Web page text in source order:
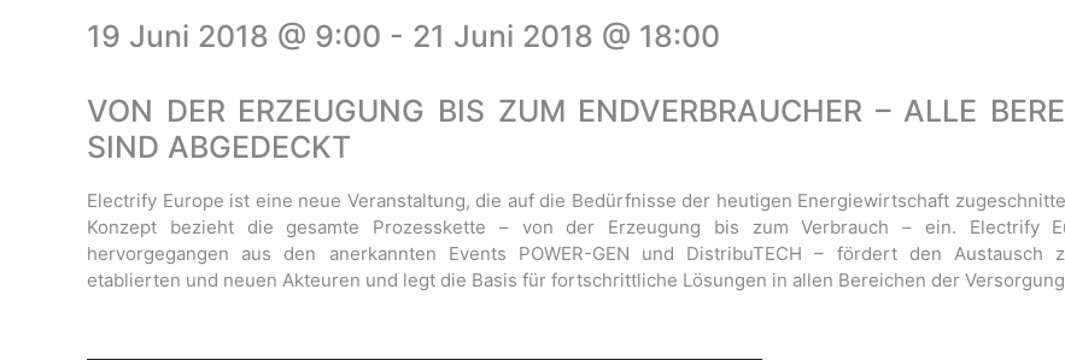
19 Juni 2018 @ 9:00 - 21 Juni 2018 @ 18:00
VON DER ERZEUGUNG BIS ZUM ENDVERBRAUCHER – ALLE
SIND ABGEDECKT
Electrify Europe ist eine neue Veranstaltung, die auf die Bedürfnisse der heutigen Energiewirtschaft
Konzept bezieht die gesamte Prozesskette – von der Erzeugung bis zum Verbrauch – ein. Electrify
hervorgegangen aus den anerkannten Events POWER-GEN und DistribuTECH – fördert den Austausch
etablierten und neuen Akteuren und legt die Basis für fortschrittliche Lösungen in allen Bereichen der